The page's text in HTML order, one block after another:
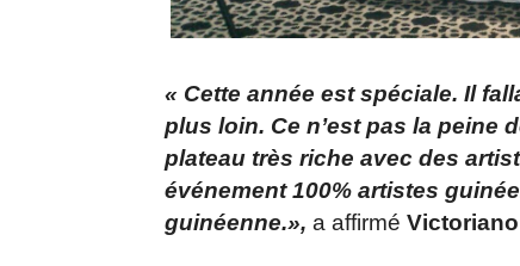
« Cette année est spéciale. Il
plus loin. Ce n’est pas la
plateau très riche avec des
événement 100% artistes
guinéenne.», a affirmé